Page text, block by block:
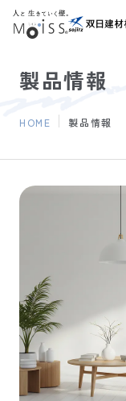
製品情報
HOME 製品情報